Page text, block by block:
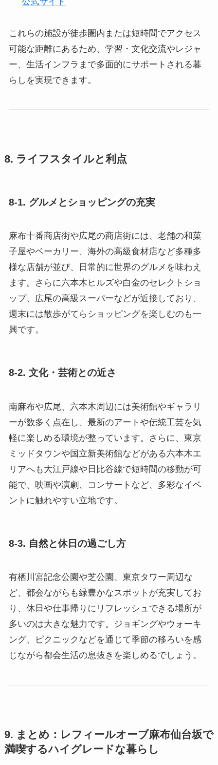
これらの施設が徒歩圏内または短時間でアクセス
可能な距離にあるため、学習・文化交流やレジャ
ー、生活インフラまで多面的にサポートされる暮
らしを実現できます。
8. ライフスタイルと利点
8-1. グルメとショッピングの充実
麻布十番商店街や広尾の商店街には、老舗の和菓
子屋やベーカリー、海外の高級食材店など多種多
様な店舗が並び、日常的に世界のグルメを味わえ
ます。さらに六本木ヒルズや白金のセレクトショ
ップ、広尾の高級スーパーなどが近接しており、
週末には散歩がてらショッピングを楽しむのも一
興です。
8-2. 文化・芸術との近さ
南麻布や広尾、六本木周辺には美術館やギャラリ
ーが数多く点在し、最新のアートや伝統工芸を気
軽に楽しめる環境が整っています。さらに、東京
ミッドタウンや国立新美術館などがある六本木エ
リアへも大江戸線や日比谷線で短時間の移動が可
能で、映画や演劇、コンサートなど、多彩なイベ
ントに触れやすい立地です。
8-3. 自然と休日の過ごし方
有栖川宮記念公園や芝公園、東京タワー周辺な
ど、都会ながらも緑豊かなスポットが充実してお
り、休日や仕事帰りにリフレッシュできる場所が
多いのは大きな魅力です。ジョギングやウォーキ
ング、ピクニックなどを通じて季節の移ろいを感
じながら都会生活の息抜きを楽しめるでしょう。
9. まとめ：レフィールオーブ麻布仙台坂で
満喫するハイグレードな暮らし